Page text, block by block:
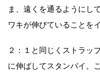
ま、遠くを通るようにし
ワキが伸びていることを
２：１と同じくストラッ
に伸ばしてスタンバイ。